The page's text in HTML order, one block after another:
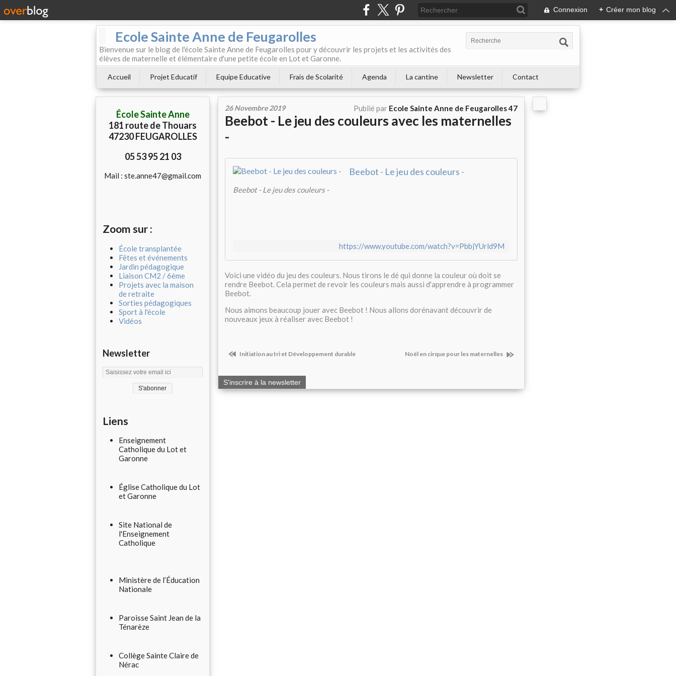
Connexion + Créer mon blog
Ecole Sainte Anne de Feugarolles
Bienvenue sur le blog de l'école Sainte Anne de Feugarolles pour y découvrir les projets et les activités des
élèves de maternelle et élémentaire d'une petite école en Lot et Garonne.
Accueil Projet Educatif Equipe Educative Frais de Scolarité Agenda La cantine Newsletter Contact
École Sainte Anne
181 route de Thouars
47230 FEUGAROLLES
05 53 95 21 03
Mail : ste.anne47@gmail.com
Zoom sur :
École transplantée
Fêtes et événements
Jardin pédagogique
Liaison CM2 / 6ème
Projets avec la maison
de retraite
Sorties pédagogiques
Sport à l'école
Vidéos
Newsletter
Liens
Enseignement
Catholique du Lot et
Garonne
Église Catholique du Lot
et Garonne
Site National de
l'Enseignement
Catholique
Ministère de l’Éducation
Nationale
Paroisse Saint Jean de la
Ténarèze
Collège Sainte Claire de
Nérac
26 Novembre 2019 Publié par Ecole Sainte Anne de Feugarolles 47
Beebot - Le jeu des couleurs avec les maternelles
-
Beebot - Le jeu des couleurs -
Beebot - Le jeu des couleurs -
https://www.youtube.com/watch?v=PbbjYUrld9M
Voici une vidéo du jeu des couleurs. Nous tirons le dé qui donne la couleur où doit se
rendre Beebot. Cela permet de revoir les couleurs mais aussi d'apprendre à programmer
Beebot.
Nous aimons beaucoup jouer avec Beebot ! Nous allons dorénavant découvrir de
nouveaux jeux à réaliser avec Beebot !
Initiation au tri et Développement durable Noël en cirque pour les maternelles
S'inscrire à la newsletter